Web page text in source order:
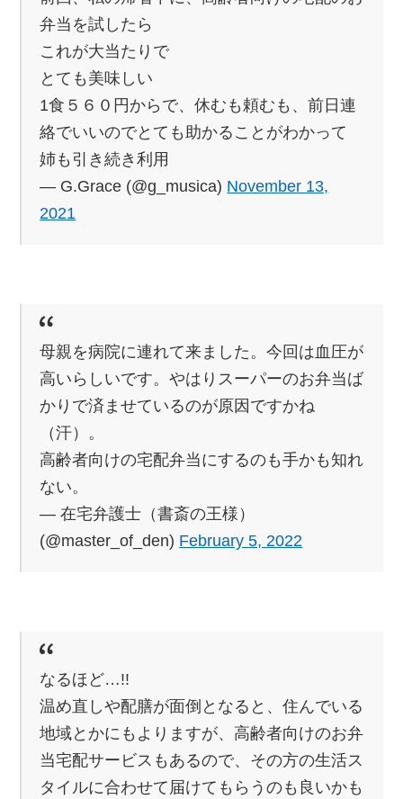
弁当を試したら
これが大当たりで
とても美味しい
1食５６０円からで、休むも頼むも、前日連
絡でいいのでとても助かることがわかって
姉も引き続き利用
— G.Grace (@g_musica) November 13,
2021
母親を病院に連れて来ました。今回は血圧が
高いらしいです。やはりスーパーのお弁当ば
かりで済ませているのが原因ですかね
（汗）。
高齢者向けの宅配弁当にするのも手かも知れ
ない。
— 在宅弁護士（書斎の王様）
(@master_of_den) February 5, 2022
なるほど…!!
温め直しや配膳が面倒となると、住んでいる
地域とかにもよりますが、高齢者向けのお弁
当宅配サービスもあるので、その方の生活ス
タイルに合わせて届けてもらうのも良いかも